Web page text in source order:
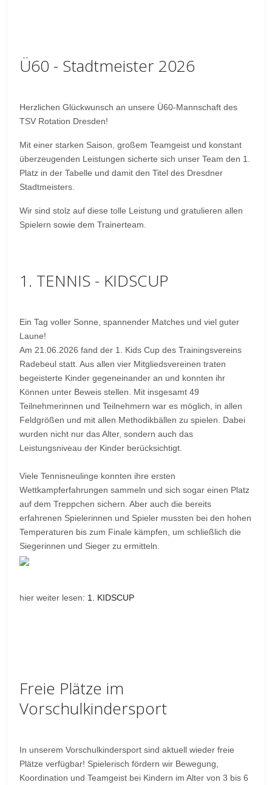
Ü60 - Stadtmeister 2026
Herzlichen Glückwunsch an unsere Ü60-Mannschaft des
TSV Rotation Dresden!
Mit einer starken Saison, großem Teamgeist und konstant
überzeugenden Leistungen sicherte sich unser Team den 1.
Platz in der Tabelle und damit den Titel des Dresdner
Stadtmeisters.
Wir sind stolz auf diese tolle Leistung und gratulieren allen
Spielern sowie dem Trainerteam.
1. TENNIS - KIDSCUP
Ein Tag voller Sonne, spannender Matches und viel guter
Laune!
Am 21.06.2026 fand der 1. Kids Cup des Trainingsvereins
Radebeul statt. Aus allen vier Mitgliedsvereinen traten
begeisterte Kinder gegeneinander an und konnten ihr
Können unter Beweis stellen. Mit insgesamt 49
Teilnehmerinnen und Teilnehmern war es möglich, in allen
Feldgrößen und mit allen Methodikbällen zu spielen. Dabei
wurden nicht nur das Alter, sondern auch das
Leistungsniveau der Kinder berücksichtigt.
Viele Tennisneulinge konnten ihre ersten
Wettkampferfahrungen sammeln und sich sogar einen Platz
auf dem Treppchen sichern. Aber auch die bereits
erfahrenen Spielerinnen und Spieler mussten bei den hohen
Temperaturen bis zum Finale kämpfen, um schließlich die
Siegerinnen und Sieger zu ermitteln.
hier weiter lesen: 1. KIDSCUP
Freie Plätze im
Vorschulkindersport
In unserem Vorschulkindersport sind aktuell wieder freie
Plätze verfügbar! Spielerisch fördern wir Bewegung,
Koordination und Teamgeist bei Kindern im Alter von 3 bis 6